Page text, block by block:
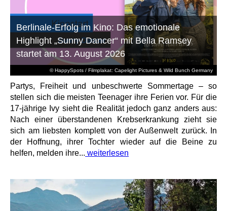
© HappySpots / Filmplakat: Capelight Pictures & Wild Bunch Germany
Berlinale-Erfolg im Kino: Das emotionale
Highlight „Sunny Dancer“ mit Bella Ramsey
startet am 13. August 2026
Partys, Freiheit und unbeschwerte Sommertage – so
stellen sich die meisten Teenager ihre Ferien vor. Für die
17-jährige Ivy sieht die Realität jedoch ganz anders aus:
Nach einer überstandenen Krebserkrankung zieht sie
sich am liebsten komplett von der Außenwelt zurück. In
der Hoffnung, ihrer Tochter wieder auf die Beine zu
helfen, melden ihre... weiterlesen